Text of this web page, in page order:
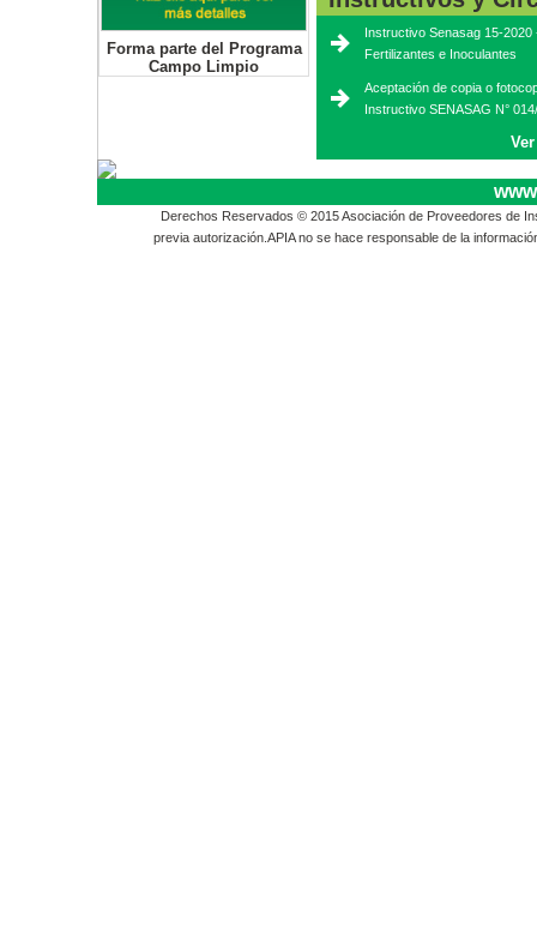
Forma parte del Programa
Campo Limpio
Instructivo Senasag 15-
Fertilizantes e Inoculantes
Aceptación de copia o
Instructivo SENASAG N°
Derechos Reservados © 2015 Asociación de Proveedores de
previa autorización.APIA no se hace responsable de la